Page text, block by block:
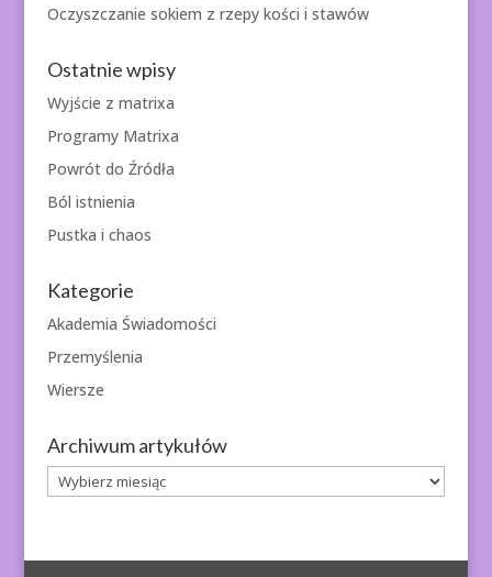
Oczyszczanie sokiem z rzepy kości i stawów
Ostatnie wpisy
Wyjście z matrixa
Programy Matrixa
Powrót do Źródła
Ból istnienia
Pustka i chaos
Kategorie
Akademia Świadomości
Przemyślenia
Wiersze
Archiwum artykułów
Archiwum
artykułów